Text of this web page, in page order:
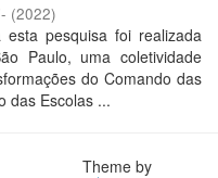
(2022)
pesquisa foi realizada
Paulo, uma coletividade
do Comando das
das Escolas ...
Theme by